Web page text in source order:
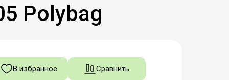
Polybag
В избранное Сравнить